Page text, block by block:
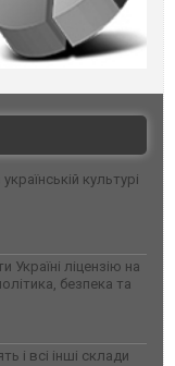
культурі
ліцензію на
безпека та
і всі інші склади